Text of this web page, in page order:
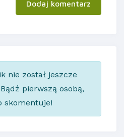
Dodaj komentarz
nie został jeszcze
pierwszą osobą,
skomentuje!